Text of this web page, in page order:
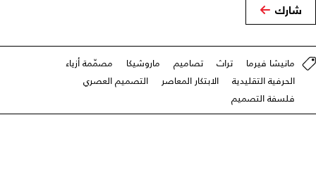
شارك
مانيشا فيرما تراث تصاميم ماروشيكا
مصمّمة أزياء
الحرفية التقليدية
الابتكار المعاصر
التصميم العصري
فلسفة التصميم